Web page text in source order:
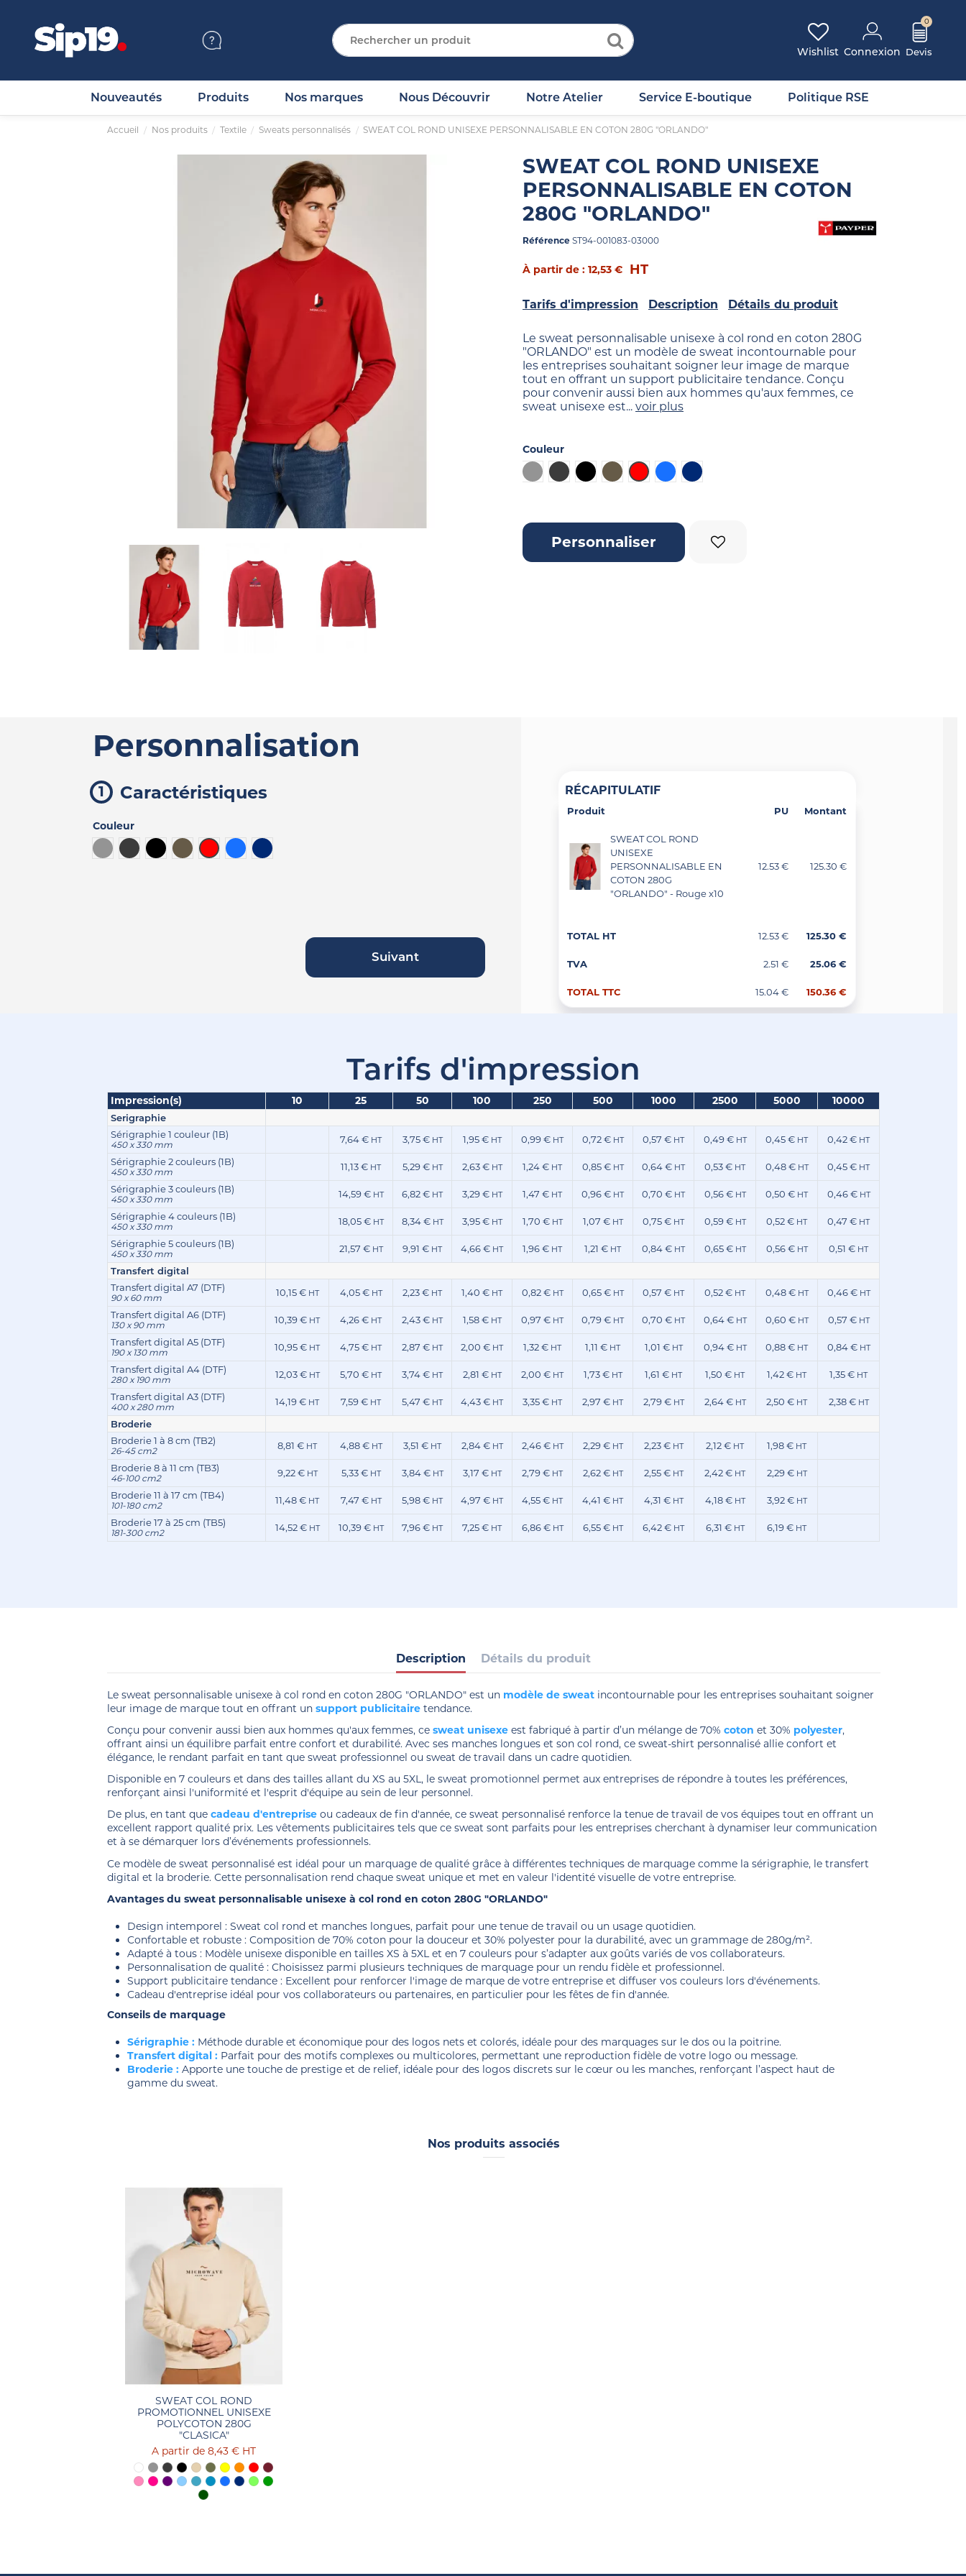
Connexion
Wishlist
0
Nouveautés Produits Nos marques Nous Découvrir Notre Atelier Service E-boutique Politique RSE
Accueil Nos produits Textile Sweats personnalisés SWEAT COL ROND UNISEXE PERSONNALISABLE EN COTON 280G "ORLANDO"
SWEAT COL ROND UNISEXE
PERSONNALISABLE EN COTON
280G "ORLANDO"
Référence ST94-001083-03000
À partir de : 12,53 € HT
Tarifs d'impression Description Détails du produit
Le sweat personnalisable unisexe à col rond en coton 280G
"ORLANDO" est un modèle de sweat incontournable pour
les entreprises souhaitant soigner leur image de marque
tout en offrant un support publicitaire tendance. Conçu
pour convenir aussi bien aux hommes qu'aux femmes, ce
sweat unisexe est... voir plus
Couleur
Gris
Gris foncé
Noir Army Rouge Bleu Bleu foncé
Personnaliser
Personnalisation
Caractéristiques
Couleur
Gris
Gris foncé
Noir Army Rouge Bleu Bleu foncé
Suivant
RÉCAPITULATIF
Produit PU Montant
SWEAT COL ROND
UNISEXE
PERSONNALISABLE EN
COTON 280G
"ORLANDO" - Rouge x10
12.53 € 125.30 €
TOTAL HT 12.53 € 125.30 €
TVA 2.51 € 25.06 €
TOTAL TTC 15.04 € 150.36 €
Tarifs d'impression
Impression(s) 10 25 50 100 250 500 1000 2500 5000 10000
Serigraphie
Sérigraphie 1 couleur (1B)
450 x 330 mm 7,64 € HT 3,75 € HT 1,95 € HT 0,99 € HT 0,72 € HT 0,57 € HT 0,49 € HT 0,45 € HT 0,42 € HT
Sérigraphie 2 couleurs (1B)
450 x 330 mm 11,13 € HT 5,29 € HT 2,63 € HT 1,24 € HT 0,85 € HT 0,64 € HT 0,53 € HT 0,48 € HT 0,45 € HT
Sérigraphie 3 couleurs (1B)
450 x 330 mm 14,59 € HT 6,82 € HT 3,29 € HT 1,47 € HT 0,96 € HT 0,70 € HT 0,56 € HT 0,50 € HT 0,46 € HT
Sérigraphie 4 couleurs (1B)
450 x 330 mm 18,05 € HT 8,34 € HT 3,95 € HT 1,70 € HT 1,07 € HT 0,75 € HT 0,59 € HT 0,52 € HT 0,47 € HT
Sérigraphie 5 couleurs (1B)
450 x 330 mm 21,57 € HT 9,91 € HT 4,66 € HT 1,96 € HT 1,21 € HT 0,84 € HT 0,65 € HT 0,56 € HT 0,51 € HT
Transfert digital
Transfert digital A7 (DTF)
90 x 60 mm 10,15 € HT 4,05 € HT 2,23 € HT 1,40 € HT 0,82 € HT 0,65 € HT 0,57 € HT 0,52 € HT 0,48 € HT 0,46 € HT
Transfert digital A6 (DTF)
130 x 90 mm 10,39 € HT 4,26 € HT 2,43 € HT 1,58 € HT 0,97 € HT 0,79 € HT 0,70 € HT 0,64 € HT 0,60 € HT 0,57 € HT
Transfert digital A5 (DTF)
190 x 130 mm 10,95 € HT 4,75 € HT 2,87 € HT 2,00 € HT 1,32 € HT 1,11 € HT 1,01 € HT 0,94 € HT 0,88 € HT 0,84 € HT
Transfert digital A4 (DTF)
280 x 190 mm 12,03 € HT 5,70 € HT 3,74 € HT 2,81 € HT 2,00 € HT 1,73 € HT 1,61 € HT 1,50 € HT 1,42 € HT 1,35 € HT
Transfert digital A3 (DTF)
400 x 280 mm 14,19 € HT 7,59 € HT 5,47 € HT 4,43 € HT 3,35 € HT 2,97 € HT 2,79 € HT 2,64 € HT 2,50 € HT 2,38 € HT
Broderie
Broderie 1 à 8 cm (TB2)
26-45 cm2 8,81 € HT 4,88 € HT 3,51 € HT 2,84 € HT 2,46 € HT 2,29 € HT 2,23 € HT 2,12 € HT 1,98 € HT
Broderie 8 à 11 cm (TB3)
46-100 cm2 9,22 € HT 5,33 € HT 3,84 € HT 3,17 € HT 2,79 € HT 2,62 € HT 2,55 € HT 2,42 € HT 2,29 € HT
Broderie 11 à 17 cm (TB4)
101-180 cm2 11,48 € HT 7,47 € HT 5,98 € HT 4,97 € HT 4,55 € HT 4,41 € HT 4,31 € HT 4,18 € HT 3,92 € HT
Broderie 17 à 25 cm (TB5)
181-300 cm2 14,52 € HT 10,39 € HT 7,96 € HT 7,25 € HT 6,86 € HT 6,55 € HT 6,42 € HT 6,31 € HT 6,19 € HT
Description Détails du produit
Le sweat personnalisable unisexe à col rond en coton 280G "ORLANDO" est un modèle de sweat incontournable pour les entreprises souhaitant soigner
leur image de marque tout en offrant unsupport publicitaire tendance.
Conçu pour convenir aussi bien aux hommes qu'aux femmes, cesweat unisexe est fabriqué à partir d’un mélange de 70%coton et 30% polyester,
offrant ainsi un équilibre parfait entre confort et durabilité. Avec ses manches longues et son col rond, ce sweat-shirt personnalisé allie confort et
élégance, le rendant parfait en tant que sweat professionnel ou sweat de travail dans un cadre quotidien.
Disponible en 7 couleurs et dans des tailles allant du XS au 5XL, le sweat promotionnel permet aux entreprises de répondre à toutes les préférences,
renforçant ainsi l'uniformité et l'esprit d'équipe au sein de leur personnel.
De plus, en tant quecadeau d'entreprise ou cadeaux de fin d'année, ce sweat personnalisé renforce la tenue de travail de vos équipes tout en offrant un
excellent rapport qualité prix. Les vêtements publicitaires tels que ce sweat sont parfaits pour les entreprises cherchant à dynamiser leur communication
et à se démarquer lors d’événements professionnels.
Ce modèle de sweat personnalisé est idéal pour un marquage de qualité grâce à différentes techniques de marquage comme la sérigraphie, le transfert
digital et la broderie. Cette personnalisation rend chaque sweat unique et met en valeur l'identité visuelle de votre entreprise.
Avantages du sweat personnalisable unisexe à col rond en coton 280G "ORLANDO"
Design intemporel : Sweat col rond et manches longues, parfait pour une tenue de travail ou un usage quotidien.
Confortable et robuste : Composition de 70% coton pour la douceur et 30% polyester pour la durabilité, avec un grammage de 280g/m².
Adapté à tous : Modèle unisexe disponible en tailles XS à 5XL et en 7 couleurs pour s’adapter aux goûts variés de vos collaborateurs.
Personnalisation de qualité : Choisissez parmi plusieurs techniques de marquage pour un rendu fidèle et professionnel.
Support publicitaire tendance : Excellent pour renforcer l'image de marque de votre entreprise et diffuser vos couleurs lors d'événements.
Cadeau d'entreprise idéal pour vos collaborateurs ou partenaires, en particulier pour les fêtes de fin d'année.
Conseils de marquage
Sérigraphie : Méthode durable et économique pour des logos nets et colorés, idéale pour des marquages sur le dos ou la poitrine.
Transfert digital : Parfait pour des motifs complexes ou multicolores, permettant une reproduction fidèle de votre logo ou message.
Broderie : Apporte une touche de prestige et de relief, idéale pour des logos discrets sur le cœur ou les manches, renforçant l’aspect haut de
gamme du sweat.
Nos produits associés
SWEAT COL ROND
PROMOTIONNEL UNISEXE
POLYCOTON 280G
"CLASICA"
8,43 € HT